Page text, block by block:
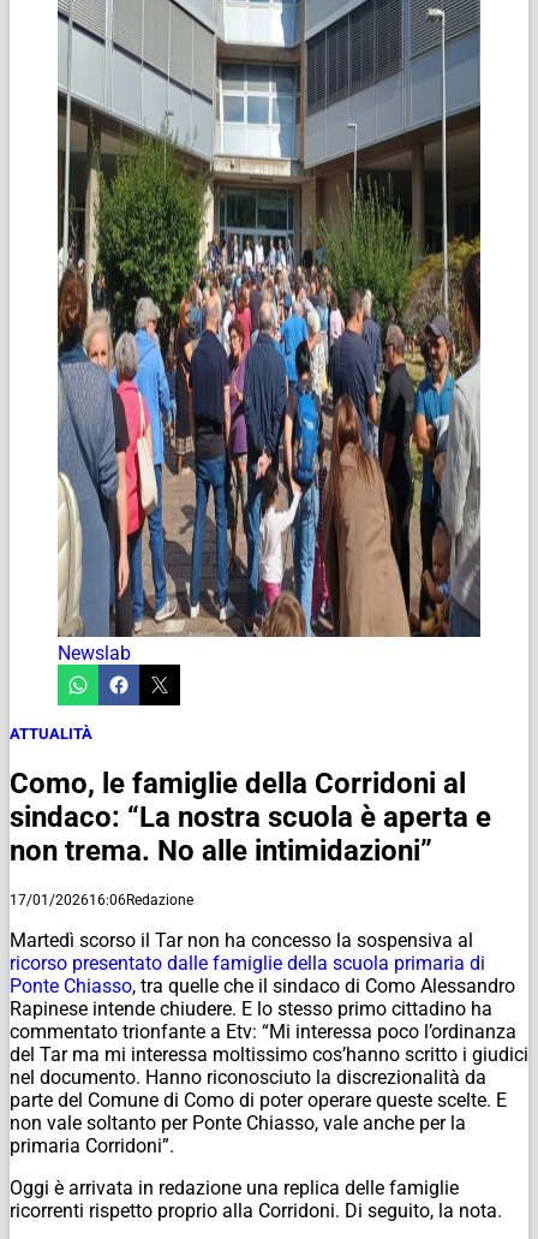
Newslab
ATTUALITÀ
Como, le famiglie della Corridoni al
sindaco: “La nostra scuola è aperta e
non trema. No alle intimidazioni”
17/01/202616:06Redazione
Martedì scorso il Tar non ha concesso la sospensiva al
ricorso presentato dalle famiglie della scuola primaria di
Ponte Chiasso, tra quelle che il sindaco di Como Alessandro
Rapinese intende chiudere. E lo stesso primo cittadino ha
commentato trionfante a Etv: “Mi interessa poco l’ordinanza
del Tar ma mi interessa moltissimo cos’hanno scritto i giudici
nel documento. Hanno riconosciuto la discrezionalità da
parte del Comune di Como di poter operare queste scelte. E
non vale soltanto per Ponte Chiasso, vale anche per la
primaria Corridoni”.
Oggi è arrivata in redazione una replica delle famiglie
ricorrenti rispetto proprio alla Corridoni. Di seguito, la nota.